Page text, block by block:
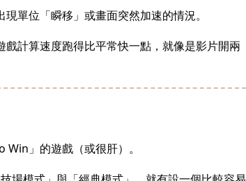
單位「瞬移」或畫面突然加速的情況。
計算速度跑得比平常快一點，就像是影片開兩
」的遊戲（或很肝）。